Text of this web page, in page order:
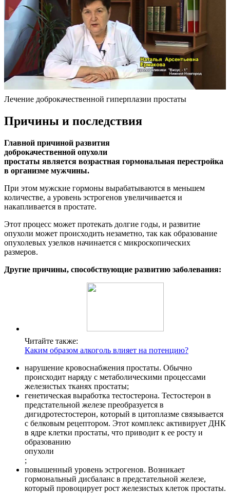
Лечение доброкачественной гиперплазии простаты
Причины и последствия
Главной причиной развития
доброкачественной опухоли
простаты является возрастная гормональная перестройка
в организме мужчины.
При этом мужские гормоны вырабатываются в меньшем
количестве, а уровень эстрогенов увеличивается и
накапливается в простате.
Этот процесс может протекать долгие годы, и развитие
опухоли может происходить незаметно, так как образование
опухолевых узелков начинается с микроскопических
размеров.
Другие причины, способствующие развитию заболевания:
Читайте также:
Каким образом алкоголь влияет на потенцию?
нарушение кровоснабжения простаты. Обычно
происходит наряду с метаболическими процессами
железистых тканях простаты;
генетическая выработка тестостерона. Тестостерон в
предстательной железе преобразуется в
дигидротестостерон, который в цитоплазме связывается
с белковым рецептором. Этот комплекс активирует ДНК
в ядре клетки простаты, что приводит к ее росту и
образованию
опухоли
;
повышенный уровень эстрогенов. Возникает
гормональный дисбаланс в предстательной железе,
который провоцирует рост железистых клеток простаты.